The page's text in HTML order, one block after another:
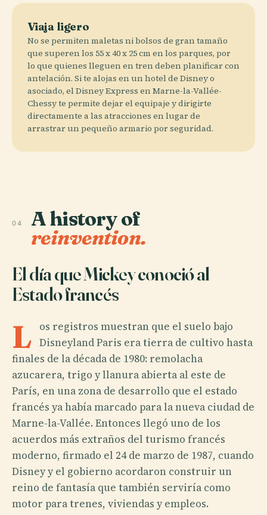
Viaja ligero
No se permiten maletas ni bolsos de gran tamaño
que superen los 55 x 40 x 25 cm en los parques, por
lo que quienes lleguen en tren deben planificar con
antelación. Si te alojas en un hotel de Disney o
asociado, el Disney Express en Marne-la-Vallée-
Chessy te permite dejar el equipaje y dirigirte
directamente a las atracciones en lugar de
arrastrar un pequeño armario por seguridad.
04 A history of
reinvention.
El día que Mickey conoció al
Estado francés
L
os registros muestran que el suelo bajo
Disneyland Paris era tierra de cultivo hasta
finales de la década de 1980: remolacha
azucarera, trigo y llanura abierta al este de
París, en una zona de desarrollo que el estado
francés ya había marcado para la nueva ciudad de
Marne-la-Vallée. Entonces llegó uno de los
acuerdos más extraños del turismo francés
moderno, firmado el 24 de marzo de 1987, cuando
Disney y el gobierno acordaron construir un
reino de fantasía que también serviría como
motor para trenes, viviendas y empleos.